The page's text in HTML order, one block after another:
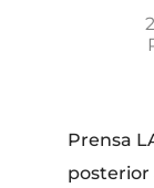
Prensa
posterior